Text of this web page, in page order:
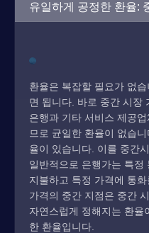
유일하게 공정한 환율:
환율은 복잡할 필요가 없
면 됩니다. 바로 중간 시장
은행과 기타 서비스 제공
므로 균일한 환율이 없습
율이 있습니다. 이를 중간
일반적으로 은행가는 특정
지불하고 특정 가격에 통
가격의 중간 지점은 중간
자연스럽게 정해지는 환율
한 환율입니다.